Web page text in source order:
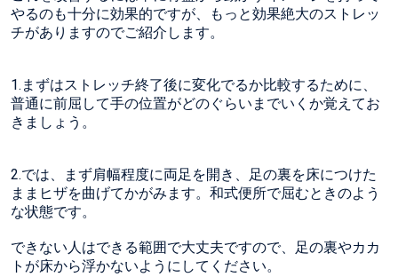
やるのも十分に効果的ですが、もっと効果絶大のストレッ
チがありますのでご紹介します。
1.まずはストレッチ終了後に変化でるか比較するために、
普通に前屈して手の位置がどのぐらいまでいくか覚えてお
きましょう。
2.では、まず肩幅程度に両足を開き、足の裏を床につけた
ままヒザを曲げてかがみます。和式便所で屈むときのよう
な状態です。
できない人はできる範囲で大丈夫ですので、足の裏やカカ
トが床から浮かないようにしてください。